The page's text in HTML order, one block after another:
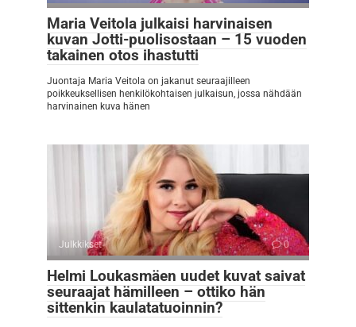
Maria Veitola julkaisi harvinaisen
kuvan Jotti-puolisostaan – 15 vuoden
takainen otos ihastutti
Juontaja Maria Veitola on jakanut seuraajilleen
poikkeuksellisen henkilökohtaisen julkaisun, jossa nähdään
harvinainen kuva hänen
Julkkikset 0
Helmi Loukasmäen uudet kuvat saivat
seuraajat hämilleen – ottiko hän
sittenkin kaulatatuoinnin?